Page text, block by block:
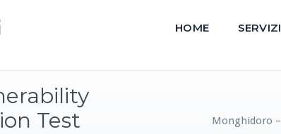
HOME SERVIZI
Test
Monghidoro